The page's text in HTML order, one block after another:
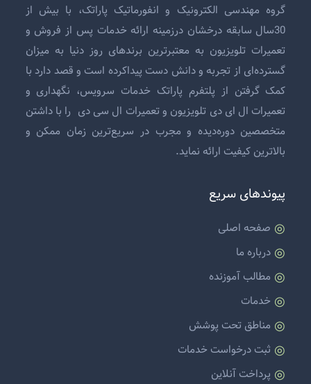
گروه مهندسی الکترونیک و انفورماتیک پاراتک، با بیش از
30سال سابقه درخشان درزمینه ارائه خدمات پس از فروش و
تعمیرات تلویزیون به معتبرترین برندهای روز دنیا به میزان
گسترده‌ای از تجربه و دانش دست پیداکرده است و قصد دارد با
کمک گرفتن از پلتفرم پاراتک خدمات سرویس، نگهداری و
تعمیرات ال ای دی تلویزیون وتعمیرات ال سی دی را با داشتن
متخصصین دوره‌دیده و مجرب در سریع‌ترین زمان ممکن و
بالاترین کیفیت ارائه نماید.
پیوندهای سریع
صفحه اصلی
درباره ما
مطالب آموزنده
خدمات
مناطق تحت پوشش
ثبت درخواست خدمات
پرداخت آنلاین